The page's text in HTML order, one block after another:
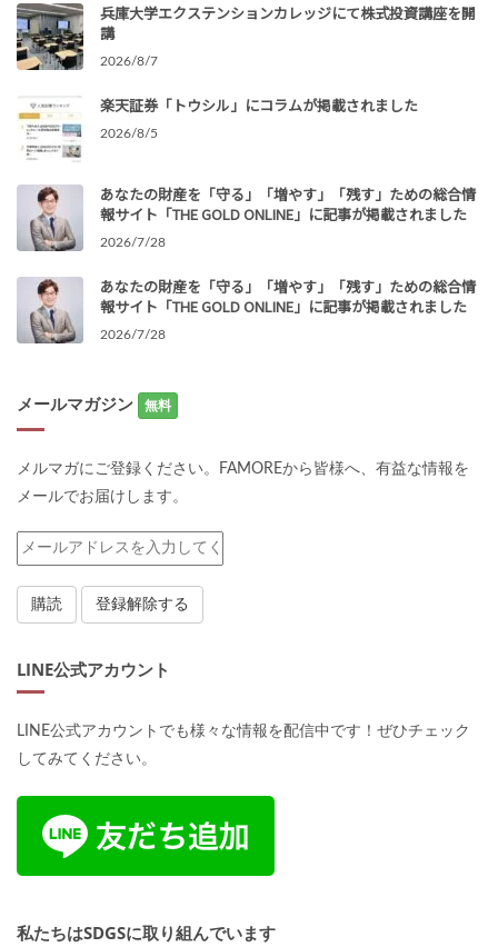
兵庫大学エクステンションカレッジにて株式投資講座を開
講
2026/8/7
楽天証券「トウシル」にコラムが掲載されました
2026/8/5
あなたの財産を「守る」「増やす」「残す」ための総合情
報サイト「THE GOLD ONLINE」に記事が掲載されました
2026/7/28
あなたの財産を「守る」「増やす」「残す」ための総合情
報サイト「THE GOLD ONLINE」に記事が掲載されました
2026/7/28
メールマガジン 無料
メルマガにご登録ください。FAMOREから皆様へ、有益な情報を
メールでお届けします。
LINE公式アカウント
LINE公式アカウントでも様々な情報を配信中です！ぜひチェック
してみてください。
私たちはSDGSに取り組んでいます